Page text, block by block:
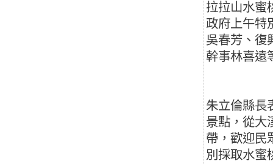
拉拉山水蜜
政府上午特
吳春芳、復
幹事林喜遠
朱立倫縣長
景點，從大
帶，歡迎民
別採取水蜜